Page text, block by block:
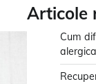
Articole
Cum